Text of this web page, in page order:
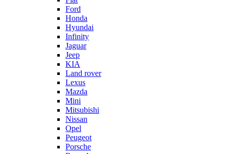
Ford
Honda
Hyundai
Infinity
Jaguar
Jeep
KIA
Land rover
Lexus
Mazda
Mini
Mitsubishi
Nissan
Opel
Peugeot
Porsche